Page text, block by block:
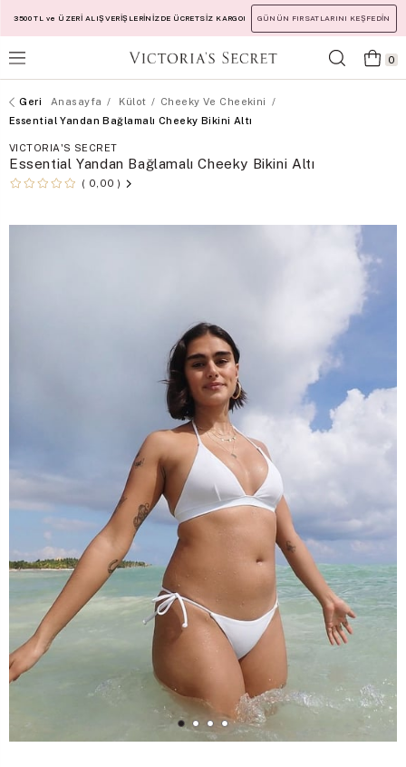
3500 TL ve ÜZERİ ALIŞVERİŞLERİNİZDE ÜCRETSİZ KARGO! GÜNÜN FIRSATLARINI KEŞFEDİN
0
Anasayfa Külot
Cheeky Ve Cheekini
Essential Yandan Bağlamalı Cheeky Bikini Altı
VICTORIA'S SECRET
Essential Yandan Bağlamalı Cheeky Bikini Altı
0,00